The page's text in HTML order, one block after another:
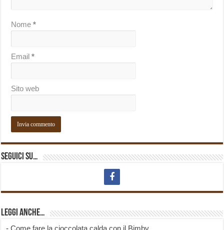
Nome*
Email*
Sito web
Seguici su…
Leggi anche…